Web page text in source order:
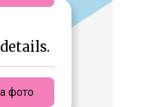
фото